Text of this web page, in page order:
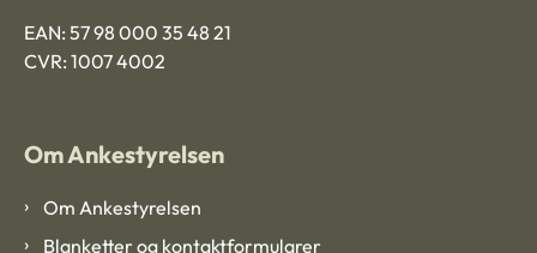
EAN: 57 98 000 35 48 21
CVR: 1007 4002
Om Ankestyrelsen
Om Ankestyrelsen
Blanketter og kontaktformularer